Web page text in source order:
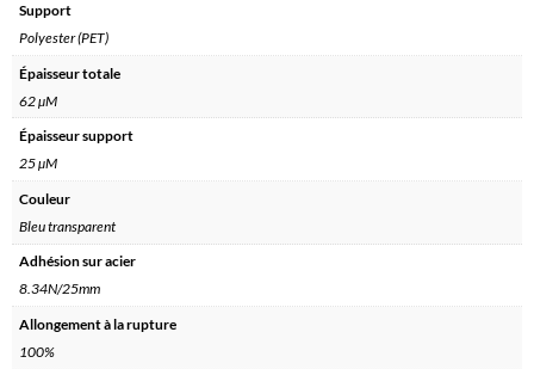
Support
Polyester (PET)
Épaisseur totale
62 µM
Épaisseur support
25 µM
Couleur
Bleu transparent
Adhésion sur acier
8.34N/25mm
Allongement à la rupture
100%